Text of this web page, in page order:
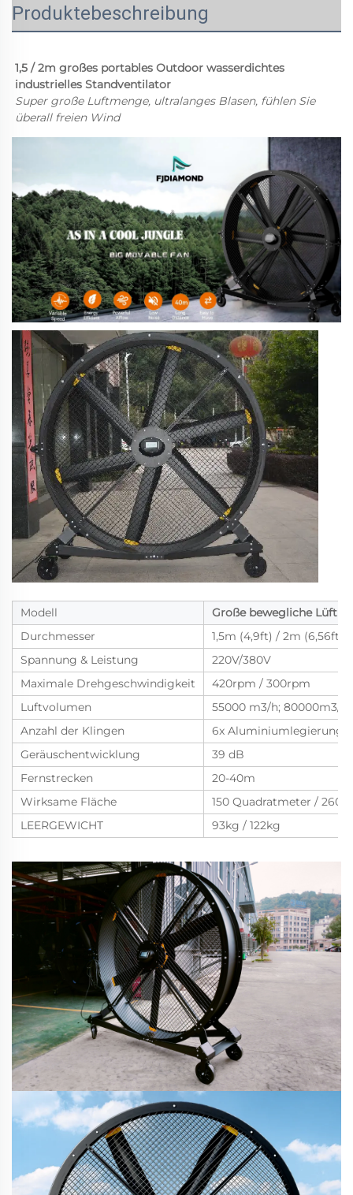
Produktebeschreibung
1,5 / 2m großes portables Outdoor wasserdichtes
industrielles Standventilator
Super große Luftmenge, ultralanges Blasen, fühlen Sie
überall freien Wind
Modell
Große bewegliche
Durchmesser
1,5m (4,9ft) / 2m (6,56ft)
Spannung & Leistung
220V/380V
Maximale Drehgeschwindigkeit
420rpm / 300rpm
Luftvolumen
55000 m3/h; 80000m3/h
Anzahl der Klingen
6x
Geräuschentwicklung
39 dB
Fernstrecken
20-40m
Wirksame Fläche
150 Quadratmeter / 260
LEERGEWICHT
93kg / 122kg